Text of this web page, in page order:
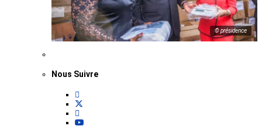
© présidence
Nous Suivre